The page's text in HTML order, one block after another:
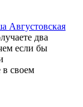
Августовская
два
если бы
в своем